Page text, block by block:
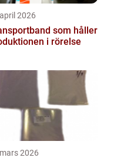
2026
som håller
i rörelse
2026